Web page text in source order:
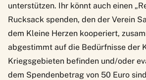
unterstützen. Ihr könnt auch einen
Rucksack spenden, den der Verein
dem Kleine Herzen kooperiert,
abgestimmt auf die Bedürfnisse der
Kriegsgebieten befinden und/oder
dem Spendenbetrag von 50 Euro